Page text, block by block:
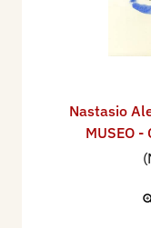
Nastasio
MUSEO